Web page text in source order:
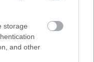
storage
and other